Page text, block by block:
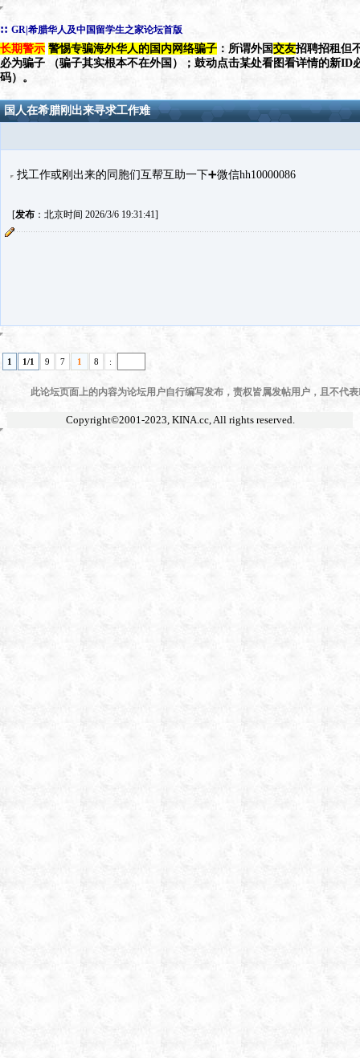
:: GR|希腊华人及中国留学生之家论坛首版
长期警示 警惕专骗海外华人的国内网络骗子 ：所谓外国交友招聘招租但
必为骗子 （骗子其实根本不在外国）；鼓动点击某处看图看详情的新ID
码）。
国人在希腊刚出来寻求工作难
找工作或刚出来的同胞们互帮互助一下➕微信hh10000086
[发布：北京时间 2026/3/6 19:31:41]
1 1/1 9 7 1 8 :
此论坛页面上的内容为论坛用户自行编写发布，责权皆属发帖用户，且不代
Copyright©2001-2023, KINA.cc, All rights reserved.